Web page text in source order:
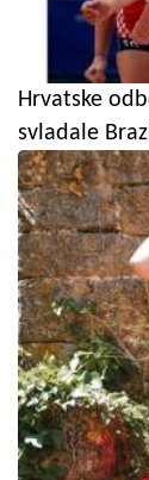
Hrvatske
svladale